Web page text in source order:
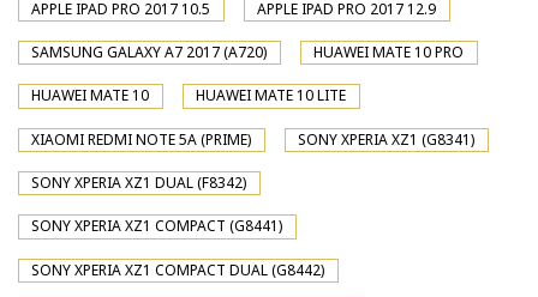
APPLE IPAD PRO 2017 10.5 APPLE IPAD PRO 2017 12.9
SAMSUNG GALAXY A7 2017 (A720) HUAWEI MATE 10 PRO
HUAWEI MATE 10 HUAWEI MATE 10 LITE
XIAOMI REDMI NOTE 5A (PRIME) SONY XPERIA XZ1 (G8341)
SONY XPERIA XZ1 DUAL (F8342)
SONY XPERIA XZ1 COMPACT (G8441)
SONY XPERIA XZ1 COMPACT DUAL (G8442)